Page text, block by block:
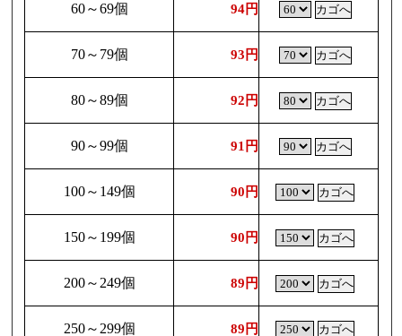
60～69個 94円
70～79個 93円
80～89個 92円
90～99個 91円
100～149個 90円
150～199個 90円
200～249個 89円
250～299個 89円